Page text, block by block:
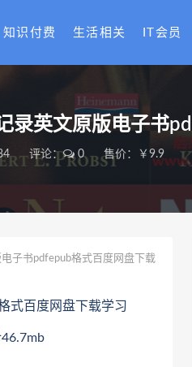
知识付费 生活相关 IT会员
录英文原版电子书
评论： 0 售价：￥9.9
子书pdfepub格式百度网盘下载
式百度网盘下载学习